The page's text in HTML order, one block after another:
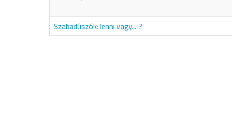
Szabadúszók: lenni vagy... ?